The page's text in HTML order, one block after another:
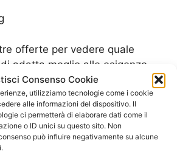
Consenso Cookie
utilizziamo tecnologie come i cookie
alle informazioni del dispositivo. Il
ci permetterà di elaborare dati come il
o ID unici su questo sito. Non
può influire negativamente su alcune
offerte per vedere quale
adatta meglio alle esigenze
PER L’UFFICIO